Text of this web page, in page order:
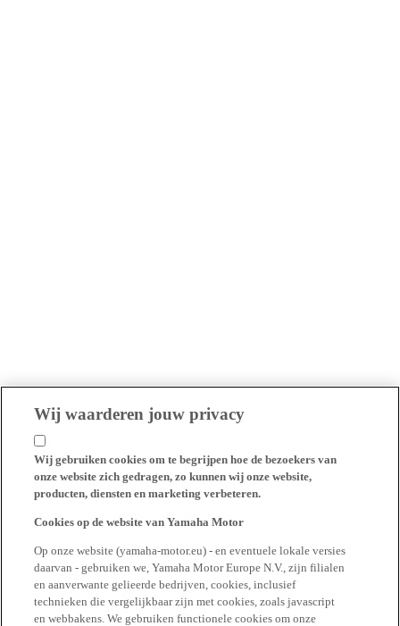
Wij waarderen jouw privacy
Wij gebruiken cookies om te begrijpen hoe de bezoekers van
onze website zich gedragen, zo kunnen wij onze website,
producten, diensten en marketing verbeteren.
Cookies op de website van Yamaha Motor
Op onze website (yamaha-motor.eu) - en eventuele lokale versies
daarvan - gebruiken we, Yamaha Motor Europe N.V., zijn filialen
en aanverwante gelieerde bedrijven, cookies, inclusief
technieken die vergelijkbaar zijn met cookies, zoals javascript
en webbakens. We gebruiken functionele cookies om onze